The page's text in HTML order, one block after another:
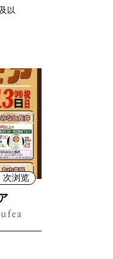
以
次浏览